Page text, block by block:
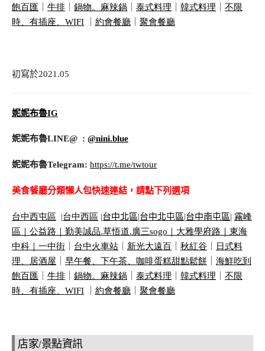
飽百匯
牛排 鍋物。麻辣鍋 泰式料理 韓式料理
不限
時、有插座、 WIFI 約會餐廳 聚會餐廳
初寫於2021.05
妮妮布魯IG
妮妮布魯LINE@ : @nini.blue
妮妮布魯Telegram: https://t.me/twtour
美食餐廳分類懶人包快速連結，請點下列選項
台中西屯區 |台中西區 |台中北區|台中北屯區|台中南屯區| 霧峰
區｜ 公益路｜ 勤美誠品.草悟道.廣三sogo 大雅學府路｜ 東海
中科｜ 一中街 台中火車站 新光大遠百 秋紅谷
日式料
理、居酒屋
早午餐、下午茶、咖啡蛋糕甜點鬆餅
海鮮吃到
飽百匯
牛排 鍋物。麻辣鍋 泰式料理 韓式料理
不限
時、有插座、 WIFI 約會餐廳 聚會餐廳
店家/景點資訊